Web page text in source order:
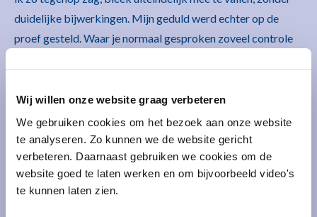
Wij willen onze website graag verbeteren
We gebruiken cookies om het bezoek aan onze website
te analyseren. Zo kunnen we de website gericht
verbeteren. Daarnaast gebruiken we cookies om de
website goed te laten werken en om bijvoorbeeld video's
te kunnen laten zien.
duidelijke bijwerkingen. Mijn geduld werd echter op de
proef gesteld. Waar je normaal gesproken zoveel controle
stimulatieperiode heb je veel contactmomenten met het
ziekenhuis en werden we tijdens controles op de hoogte
gehouden van onze voortgang.